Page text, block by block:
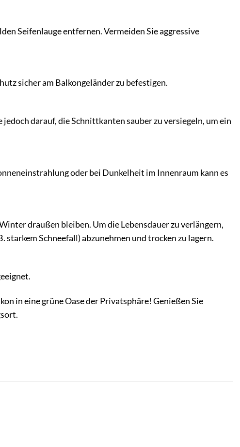
Seifenlauge entfernen. Vermeiden Sie aggressive
sicher am Balkongeländer zu befestigen.
darauf, die Schnittkanten sauber zu versiegeln, um ein
oder bei Dunkelheit im Innenraum kann es
draußen bleiben. Um die Lebensdauer zu verlängern,
Schneefall) abzunehmen und trocken zu lagern.
in eine grüne Oase der Privatsphäre! Genießen Sie